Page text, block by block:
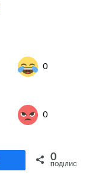
0
0
Поділитися0
ПОДІЛИСЬ